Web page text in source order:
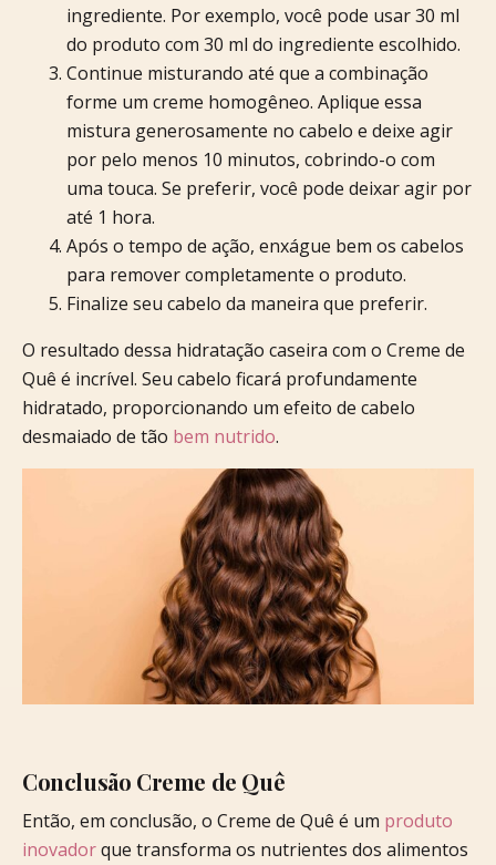
ingrediente. Por exemplo, você pode usar 30 ml
do produto com 30 ml do ingrediente escolhido.
Continue misturando até que a combinação
forme um creme homogêneo. Aplique essa
mistura generosamente no cabelo e deixe agir
por pelo menos 10 minutos, cobrindo-o com
uma touca. Se preferir, você pode deixar agir por
até 1 hora.
Após o tempo de ação, enxágue bem os cabelos
para remover completamente o produto.
Finalize seu cabelo da maneira que preferir.
O resultado dessa hidratação caseira com o Creme de
Quê é incrível. Seu cabelo ficará profundamente
hidratado, proporcionando um efeito de cabelo
desmaiado de tão bem nutrido.
Conclusão Creme de Quê
Então, em conclusão, o Creme de Quê é um produto
inovadorque transforma os nutrientes dos alimentos